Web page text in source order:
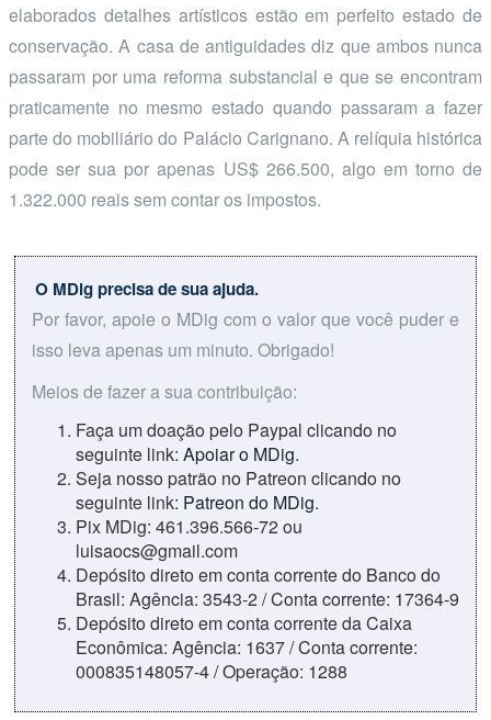
elaborados detalhes artísticos estão em perfeito estado de
conservação. A casa de antiguidades diz que ambos nunca
passaram por uma reforma substancial e que se encontram
praticamente no mesmo estado quando passaram a fazer
parte do mobiliário do Palácio Carignano. A relíquia histórica
pode ser sua por apenas US$ 266.500, algo em torno de
1.322.000 reais sem contar os impostos.
O MDig precisa de sua ajuda.
Por favor, apoie o MDig com o valor que você puder e
isso leva apenas um minuto. Obrigado!
Meios de fazer a sua contribuição:
Faça um doação pelo Paypal clicando no
seguinte link: Apoiar o MDig.
Seja nosso patrão no Patreon clicando no
seguinte link: Patreon do MDig.
Pix MDig: 461.396.566-72 ou
luisaocs@gmail.com
Depósito direto em conta corrente do Banco do
Brasil: Agência: 3543-2 / Conta corrente: 17364-9
Depósito direto em conta corrente da Caixa
Econômica: Agência: 1637 / Conta corrente:
000835148057-4 / Operação: 1288